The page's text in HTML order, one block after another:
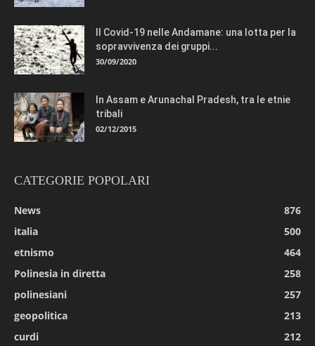
Il Covid-19 nelle Andamane: una lotta per la
sopravvivenza dei gruppi...
30/09/2020
In Assam e Arunachal Pradesh, tra le etnie
tribali
02/12/2015
CATEGORIE POPOLARI
News
876
italia
500
etnismo
464
Polinesia in diretta
258
polinesiani
257
geopolitica
213
curdi
212